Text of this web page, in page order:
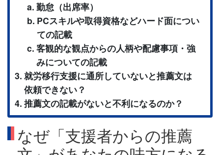
勤怠（出席率）
PCスキルや取得資格などハード面につい
ての記載
客観的な観点からの人柄や配慮事項・強
みについての記載
就労移行支援に通所していないと推薦文は
依頼できない？
推薦文の記載がないと不利になるのか？
なぜ「支援者からの推薦